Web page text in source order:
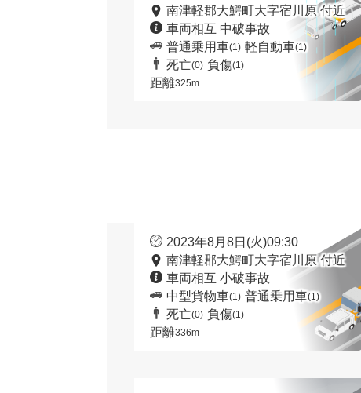
南津軽郡大鰐町大字宿川原 付近
車両相互 中破事故
普通乗用車(1) 軽自動車(1)
死亡(0) 負傷(1)
距離325m
2023年8月8日(火)09:30
南津軽郡大鰐町大字宿川原 付近
車両相互 小破事故
中型貨物車(1) 普通乗用車(1)
死亡(0) 負傷(1)
距離336m